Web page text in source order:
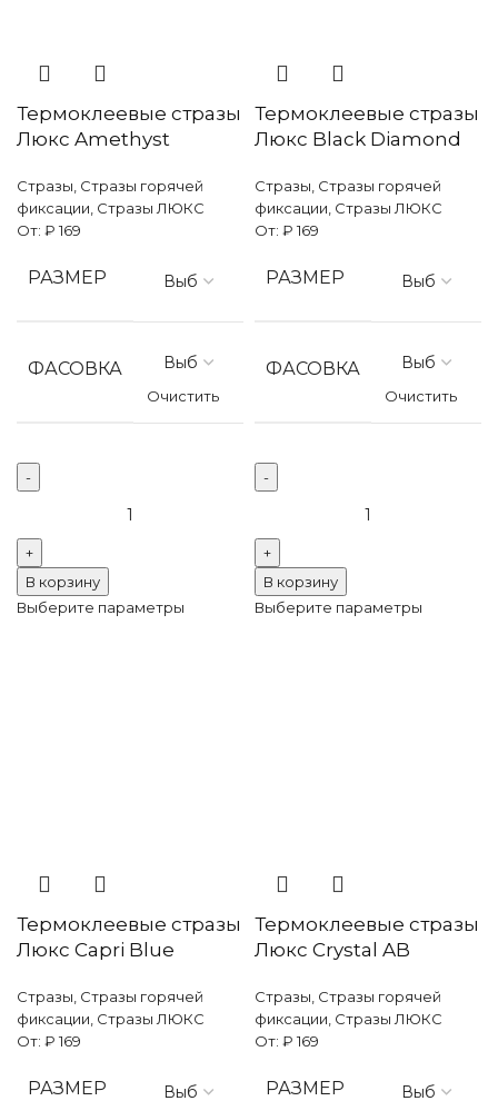
Термоклеевые стразы
Люкс Amethyst
Стразы Стразы горячей
фиксации Стразы ЛЮКС
От: ₽ 169
РАЗМЕР
ФАСОВКА
Очистить
Термоклеевые
стразы
Люкс
Amethyst
В корзину
Выберите параметры
Термоклеевые стразы
Люкс Black Diamond
Стразы Стразы горячей
фиксации Стразы ЛЮКС
От: ₽ 169
РАЗМЕР
ФАСОВКА
Очистить
Термоклеевые
стразы
Люкс
Black
В корзину
Выберите параметры
Термоклеевые стразы
Люкс Capri Blue
Стразы Стразы горячей
фиксации Стразы ЛЮКС
От: ₽ 169
РАЗМЕР
Термоклеевые стразы
Люкс Crystal AB
Стразы Стразы горячей
фиксации Стразы ЛЮКС
От: ₽ 169
РАЗМЕР